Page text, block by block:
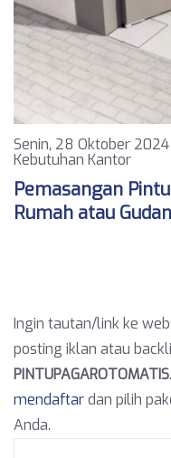
Senin, 28 Oktober
Kebutuhan Kantor
Pemasangan
Rumah atau
Ingin tautan/link ke
posting iklan atau
PINTUPAGAROTOMATIS
mendaftardan pilih
Anda.